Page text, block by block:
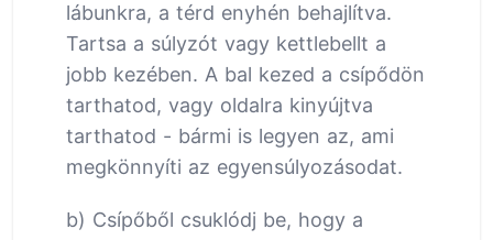
lábunkra, a térd enyhén behajlítva.
Tartsa a súlyzót vagy kettlebellt a
jobb kezében. A bal kezed a csípődön
tarthatod, vagy oldalra kinyújtva
tarthatod - bármi is legyen az, ami
megkönnyíti az egyensúlyozásodat.
b) Csípőből csuklódj be, hogy a